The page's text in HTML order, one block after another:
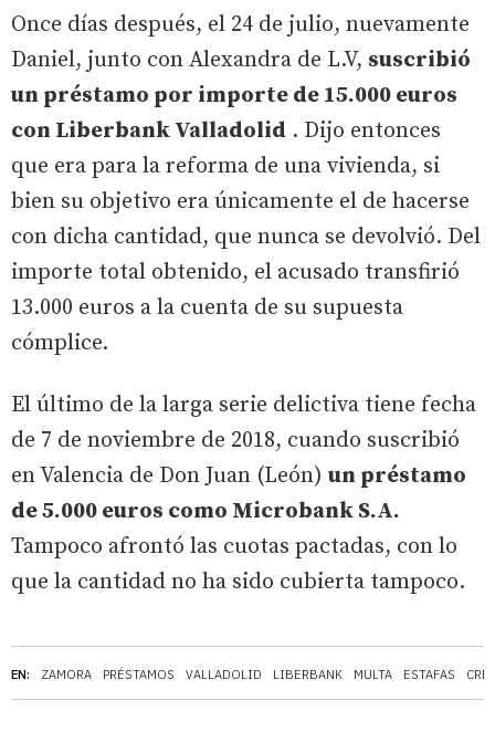
EN: ZAMORA PRÉSTAMOS VALLADOLID LIBERBANK MULTA ESTAFAS
Once días después, el 24 de julio, nuevamente
Daniel, junto con Alexandra de L.V, suscribió
un préstamo por importe de 15.000 euros
con Liberbank Valladolid . Dijo entonces
que era para la reforma de una vivienda, si
bien su objetivo era únicamente el de hacerse
con dicha cantidad, que nunca se devolvió. Del
importe total obtenido, el acusado transfirió
13.000 euros a la cuenta de su supuesta
cómplice.
El último de la larga serie delictiva tiene fecha
de 7 de noviembre de 2018, cuando suscribió
en Valencia de Don Juan (León) un préstamo
de 5.000 euros como Microbank S.A.
Tampoco afrontó las cuotas pactadas, con lo
que la cantidad no ha sido cubierta tampoco.